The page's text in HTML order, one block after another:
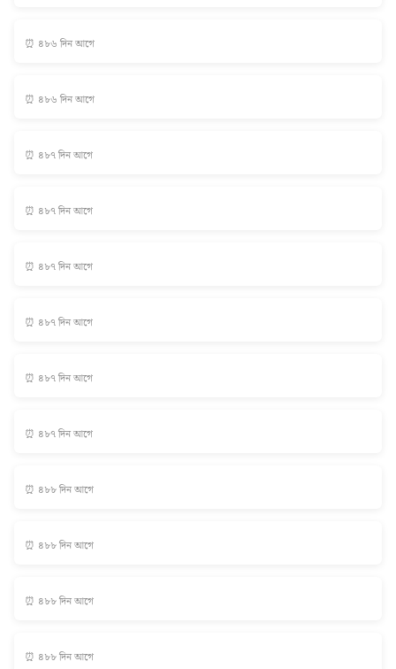
⏰ ৪৮৬ দিন আগে
⏰ ৪৮৬ দিন আগে
⏰ ৪৮৭ দিন আগে
⏰ ৪৮৭ দিন আগে
⏰ ৪৮৭ দিন আগে
⏰ ৪৮৭ দিন আগে
⏰ ৪৮৭ দিন আগে
⏰ ৪৮৭ দিন আগে
⏰ ৪৮৮ দিন আগে
⏰ ৪৮৮ দিন আগে
⏰ ৪৮৮ দিন আগে
⏰ ৪৮৮ দিন আগে